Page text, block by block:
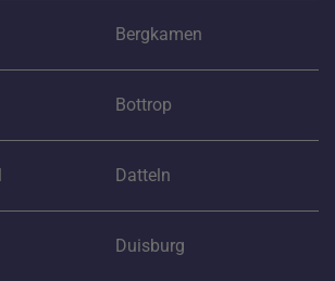
Bergkamen
Bottrop
Datteln
Duisburg